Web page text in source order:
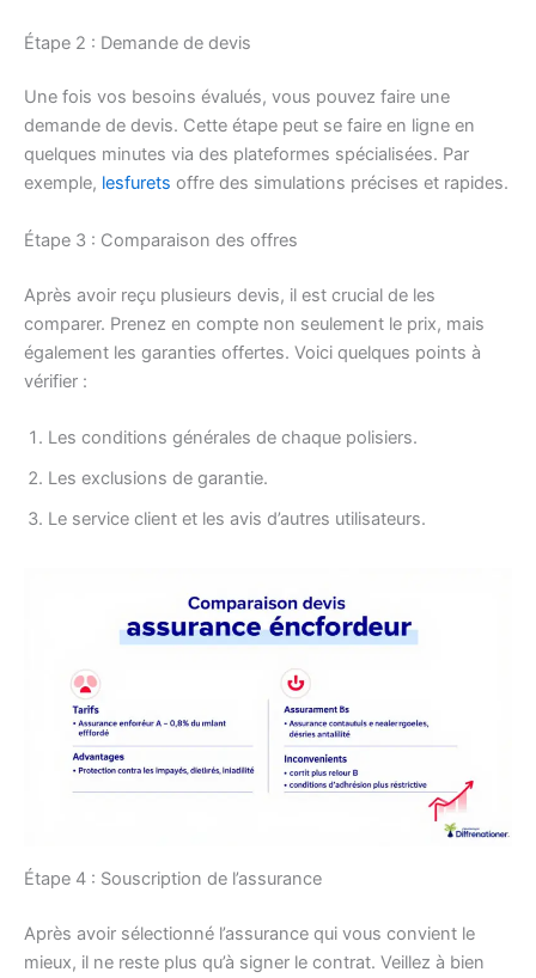
Étape 2 : Demande de devis
Une fois vos besoins évalués, vous pouvez faire une
demande de devis. Cette étape peut se faire en ligne en
quelques minutes via des plateformes spécialisées. Par
exemple, lesfurets offre des simulations précises et rapides.
Étape 3 : Comparaison des offres
Après avoir reçu plusieurs devis, il est crucial de les
comparer. Prenez en compte non seulement le prix, mais
également les garanties offertes. Voici quelques points à
vérifier :
Les conditions générales de chaque polisiers.
Les exclusions de garantie.
Le service client et les avis d’autres utilisateurs.
Étape 4 : Souscription de l’assurance
Après avoir sélectionné l’assurance qui vous convient le
mieux, il ne reste plus qu’à signer le contrat. Veillez à bien